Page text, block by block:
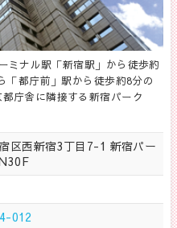
ミナル駅「新宿駅」から徒歩約
「都庁前」駅から徒歩約8分の
庁舎に隣接する新宿パーク
区西新宿3丁目7-1 新宿パー
012